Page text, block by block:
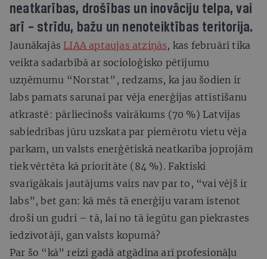
neatkarības, drošības un inovāciju telpa, vai
arī – strīdu, bažu un nenoteiktības teritorija.
Jaunākajās LIAA aptaujas atziņās, kas februārī tika
veikta sadarbībā ar socioloģisko pētījumu
uzņēmumu “Norstat”, redzams, ka jau šodien ir
labs pamats sarunai par vēja enerģijas attīstīšanu
atkrastē: pārliecinošs vairākums (70 %) Latvijas
sabiedrības jūru uzskata par piemērotu vietu vēja
parkam, un valsts enerģētiskā neatkarība joprojām
tiek vērtēta kā prioritāte (84 %). Faktiski
svarīgākais jautājums vairs nav par to, “vai vējš ir
labs”, bet gan: kā mēs tā enerģiju varam īstenot
droši un gudri – tā, lai no tā iegūtu gan piekrastes
iedzīvotāji, gan valsts kopumā?
Par šo “kā” reizi gadā atgādina arī profesionāļu